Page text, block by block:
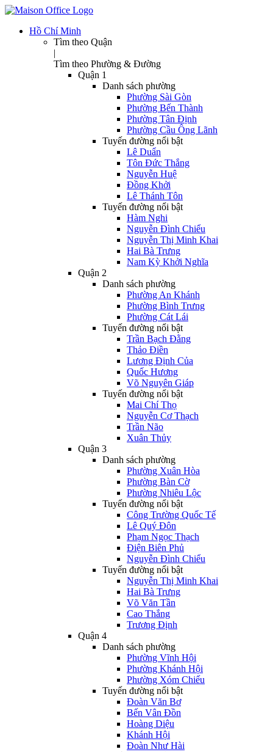
Hồ Chí Minh
Tìm theo Quận
|
Tìm theo Phường & Đường
Quận 1
Danh sách phường
Phường Sài Gòn
Phường Bến Thành
Phường Tân Định
Phường Cầu Ông Lãnh
Tuyến đường nổi bật
Lê Duẩn
Tôn Đức Thắng
Nguyễn Huệ
Đồng Khởi
Lê Thánh Tôn
Tuyến đường nổi bật
Hàm Nghi
Nguyễn Đình Chiểu
Nguyễn Thị Minh Khai
Hai Bà Trưng
Nam Kỳ Khởi Nghĩa
Quận 2
Danh sách phường
Phường An Khánh
Phường Bình Trưng
Phường Cát Lái
Tuyến đường nổi bật
Trần Bạch Đằng
Thảo Điền
Lương Định Của
Quốc Hương
Võ Nguyên Giáp
Tuyến đường nổi bật
Mai Chí Thọ
Nguyễn Cơ Thạch
Trần Não
Xuân Thủy
Quận 3
Danh sách phường
Phường Xuân Hòa
Phường Bàn Cờ
Phường Nhiêu Lộc
Tuyến đường nổi bật
Công Trường Quốc Tế
Lê Quý Đôn
Phạm Ngọc Thạch
Điện Biên Phủ
Nguyễn Đình Chiểu
Tuyến đường nổi bật
Nguyễn Thị Minh Khai
Hai Bà Trưng
Võ Văn Tần
Cao Thắng
Trương Định
Quận 4
Danh sách phường
Phường Vĩnh Hội
Phường Khánh Hội
Phường Xóm Chiếu
Tuyến đường nổi bật
Đoàn Văn Bơ
Bến Vân Đồn
Hoàng Diệu
Khánh Hội
Đoàn Như Hài